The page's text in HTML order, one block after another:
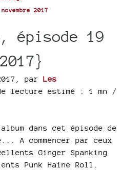
2017
épisode 19
par Les
lecture estimé : 1 mn /
dans cet épisode de
A commencer par ceux
Ginger Spanking
Punk Haine Roll.